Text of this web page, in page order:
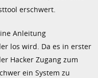
erschwert.
Anleitung
los wird. Da es in erster
Hacker Zugang zum
ein System zu